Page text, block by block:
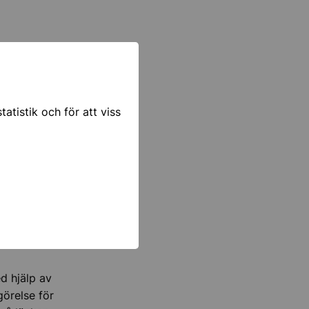
och för att viss
hjälp av
för